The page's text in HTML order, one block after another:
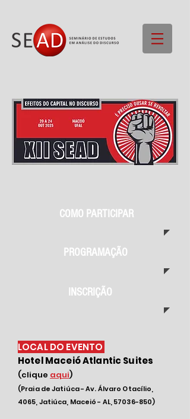
COMO PARTICIPAR
PROGRAMAÇÃO
INSCRIÇÃO
LOCAL DO EVENTO
Hotel Maceió Atlantic Suites
(clique aqui)
(Praia de Jatiúca - Av. Álvaro Otacílio,
4065, Jatiúca, Maceió - AL, 57036-850)